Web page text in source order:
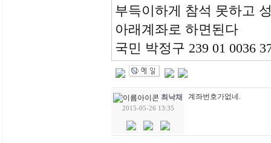
부득이하게 참석 못하고
아래계좌로 하면된다
국민 박정구 239 01 0036
최낙채
2015-05-26 13:35
계좌번호가없네.